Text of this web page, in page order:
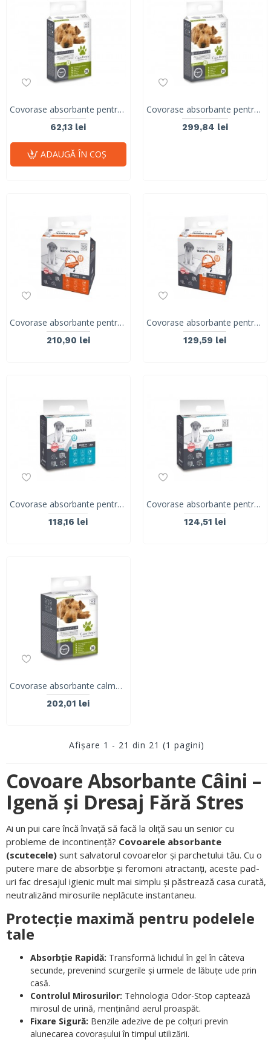
Covoare Absorbante Câini –
Igenă și Dresaj Fără Stres
Ai un pui care încă învață să facă la oliță sau un senior cu
probleme de incontinență? Covoarele absorbante
(scutecele) sunt salvatorul covoarelor și parchetului tău. Cu o
putere mare de absorbție și feromoni atractanți, aceste pad-
uri fac dresajul igienic mult mai simplu și păstrează casa curată,
neutralizând mirosurile neplăcute instantaneu.
Protecție maximă pentru podelele
tale
Absorbție Rapidă: Transformă lichidul în gel în câteva
secunde, prevenind scurgerile și urmele de lăbuțe ude prin
casă.
Controlul Mirosurilor: Tehnologia Odor-Stop captează
mirosul de urină, menținând aerul proaspăt.
Fixare Sigură: Benzile adezive de pe colțuri previn
alunecarea covorașului în timpul utilizării.
Covorase absorbante pentru caini, CALM DOWN, M-PETS, 33 x45 cm, 30 buc
62,13 lei
ADAUGĂ ÎN COŞ
Covorase absorbante pentru caini Travelling & Home Pads, CALM DOWN, 33 x 45, 100 buc
299,84 lei
Covorase absorbante pentru caini cu fixare usoara 90x60 -30 buc 10163301
210,90 lei
Covorase absorbante pentru caini cu fixare usoara 60x60 cm- 30buc 10163201
129,59 lei
Covorase absorbante pentru caini 60x60 cm -30 buc 10100401
118,16 lei
Covorase absorbante pentru caini 30 buc 10100401
124,51 lei
Covorase absorbante calmante pentru caini 90x60 cm - 30 buc 10111701
202,01 lei
Afişare 1 - 21 din 21 (1 pagini)